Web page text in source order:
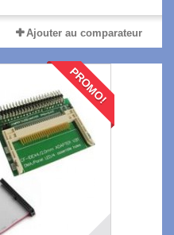
Ajouter au comparateur
PROMO!